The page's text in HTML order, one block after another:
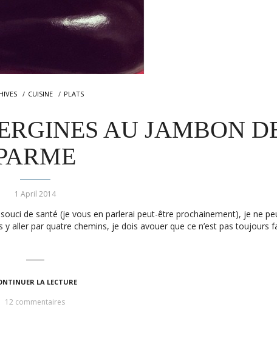
CUISINE PLATS
AU JAMBON
1 April 2014
de santé (je vous en parlerai peut-être prochainement), je ne
aller par quatre chemins, je dois avouer que ce n’est pas toujours
LA LECTURE
12 commentaires